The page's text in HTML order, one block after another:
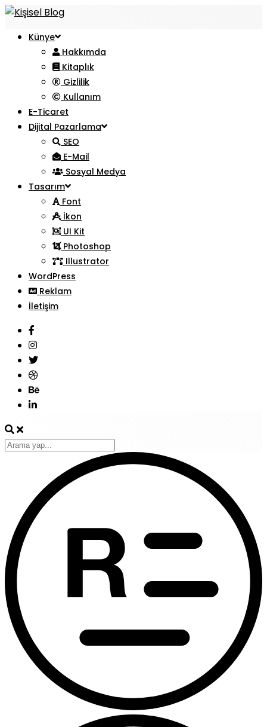
Künye
Hakkımda
Kitaplık
Gizlilik
Kullanım
E-Ticaret
Dijital Pazarlama
SEO
E-Mail
Sosyal Medya
Tasarım
Font
İkon
UI Kit
Photoshop
Illustrator
WordPress
Reklam
İletişim